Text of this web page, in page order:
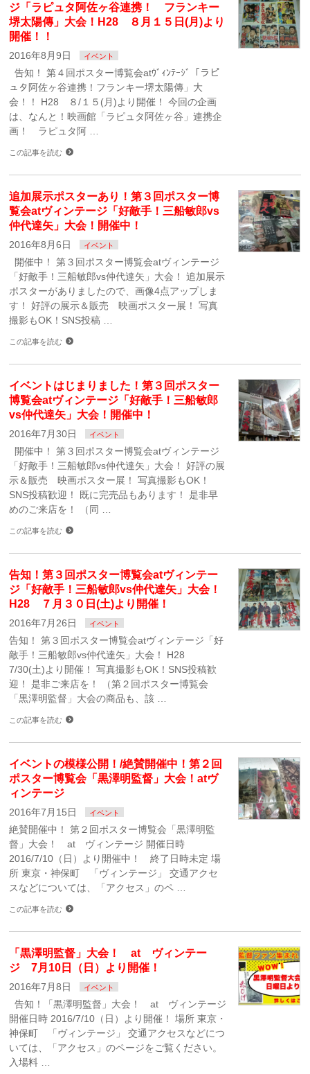
ジ「ラピュタ阿佐ヶ谷連携！ フランキー
堺太陽傳」大会！H28 ８月１５日(月)より
開催！！
2016年8月9日 イベント
告知！ 第４回ポスター博覧会atｳﾞｨﾝﾃｰｼﾞ「ラピ
ュタ阿佐ヶ谷連携！フランキー堺太陽傳」大
会！！ H28 ８/１５(月)より開催！ 今回の企画
は、なんと！映画館「ラピュタ阿佐ヶ谷」連携企
画！ ラピュタ阿 …
この記事を読む
追加展示ポスターあり！第３回ポスター博
覧会atヴィンテージ「好敵手！三船敏郎vs
仲代達矢」大会！開催中！
2016年8月6日 イベント
開催中！ 第３回ポスター博覧会atヴィンテージ
「好敵手！三船敏郎vs仲代達矢」大会！ 追加展示
ポスターがありましたので、画像4点アップしま
す！ 好評の展示＆販売 映画ポスター展！ 写真
撮影もOK！SNS投稿 …
この記事を読む
イベントはじまりました！第３回ポスター
博覧会atヴィンテージ「好敵手！三船敏郎
vs仲代達矢」大会！開催中！
2016年7月30日 イベント
開催中！ 第３回ポスター博覧会atヴィンテージ
「好敵手！三船敏郎vs仲代達矢」大会！ 好評の展
示＆販売 映画ポスター展！ 写真撮影もOK！
SNS投稿歓迎！ 既に完売品もあります！ 是非早
めのご来店を！ （同 …
この記事を読む
告知！第３回ポスター博覧会atヴィンテー
ジ「好敵手！三船敏郎vs仲代達矢」大会！
H28 ７月３０日(土)より開催！
2016年7月26日 イベント
告知！ 第３回ポスター博覧会atヴィンテージ「好
敵手！三船敏郎vs仲代達矢」大会！ H28
7/30(土)より開催！ 写真撮影もOK！SNS投稿歓
迎！ 是非ご来店を！ （第２回ポスター博覧会
「黒澤明監督」大会の商品も、該 …
この記事を読む
イベントの模様公開！/絶賛開催中！第２回
ポスター博覧会「黒澤明監督」大会！atヴ
ィンテージ
2016年7月15日 イベント
絶賛開催中！ 第２回ポスター博覧会「黒澤明監
督」大会！ at ヴィンテージ 開催日時
2016/7/10（日）より開催中！ 終了日時未定 場
所 東京・神保町 「ヴィンテージ」 交通アクセ
スなどについては、「アクセス」のペ …
この記事を読む
「黒澤明監督」大会！ at ヴィンテー
ジ 7月10日（日）より開催！
2016年7月8日 イベント
告知！「黒澤明監督」大会！ at ヴィンテージ
開催日時 2016/7/10（日）より開催！ 場所 東京・
神保町 「ヴィンテージ」 交通アクセスなどにつ
いては、「アクセス」のページをご覧ください。
入場料 …